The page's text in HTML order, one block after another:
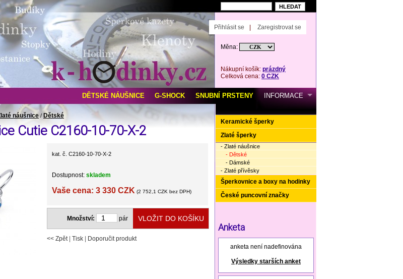
náušnice / Dětské
Cutie C2160-10-70-X-2
kat. č. C2160-10-70-X-2
Dostupnost: skladem
Vaše cena: 3 330 CZK (2 752,1 CZK bez DPH)
Množství: pár
<< Zpět| Tisk Doporučit produkt
Keramické šperky
Zlaté šperky
- Zlaté náušnice
- Dětské
- Dámské
- Zlaté přívěsky
Šperkovnice a boxy na hodinky
České puncovní značky
veterinary pharmacy online
augmentin prodej
headache remedies
ear pain remedieskamagra prodej
herbal abortion
herbal incenses
prednison prodej
natural remedies rosacea
Anketa
anketa není nadefinována
Výsledky starších anket
Nákupní košík: prázdný
Celková cena: 0 CZK
Měna:
Přihlásit se Zaregistrovat se
DĚTSKÉ NÁUŠNICE G-SHOCK SNUBNÍ PRSTENY INFORMACE